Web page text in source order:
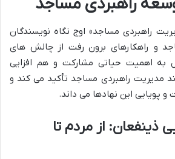
راهبردی مساجد
راهبردی مساجد» اوج نگاه نویسندگان
و راهکارهای برون رفت از چالش های
اهمیت حیاتی مشارکت و هم افزایی
مدیریت راهبردی مساجد تأکید می کند و
و پویایی این نهادها می داند.
ذینفعان: از مردم تا